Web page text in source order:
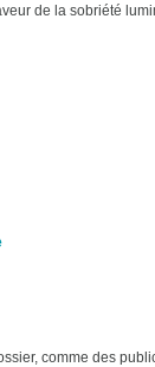
de la sobriété
comme des